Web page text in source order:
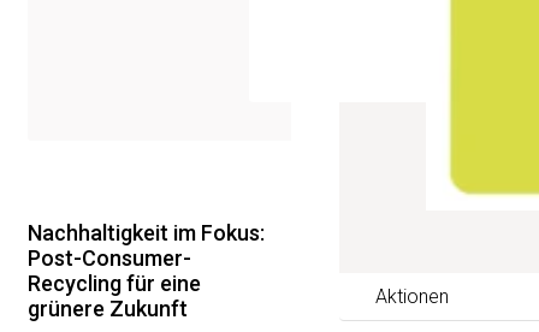
Aktionen
Nachhaltigkeit im Fokus:
Post-Consumer-
Recycling für eine
grünere Zukunft